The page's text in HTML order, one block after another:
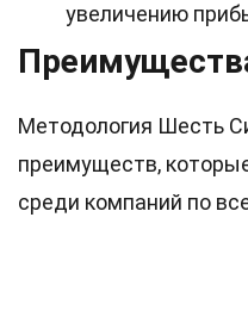
увеличению
Методология Шесть
преимуществ,
среди компаний по